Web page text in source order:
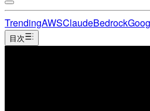
TrendingAWSClaudeBedrock
目次